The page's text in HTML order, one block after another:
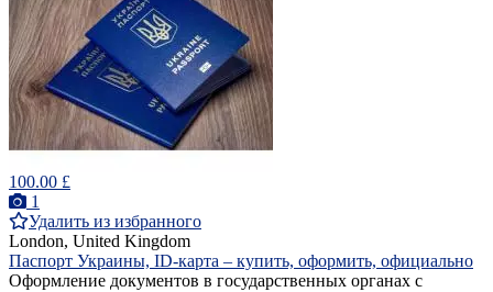
100.00 £
1
Удалить из избранного
London, United Kingdom
Паспорт Украины, ID-карта – купить, оформить, официально
Оформление документов в государственных органах с